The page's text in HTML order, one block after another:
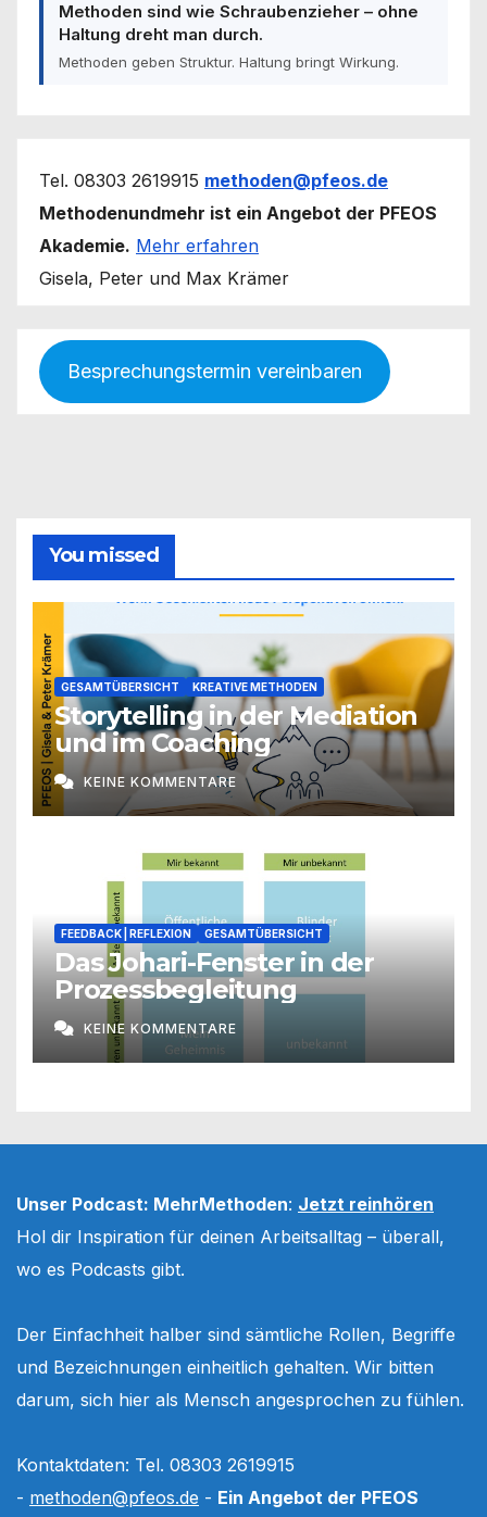
Methoden sind wie Schraubenzieher – ohne
Haltung dreht man durch.
Methoden geben Struktur. Haltung bringt Wirkung.
Tel. 08303 2619915 methoden@pfeos.de
Methodenundmehr ist ein Angebot der PFEOS
Akademie. Mehr erfahren
Gisela, Peter und Max Krämer
Besprechungstermin vereinbaren
You missed
GESAMTÜBERSICHT KREATIVE METHODEN
Storytelling in der Mediation
und im Coaching
KEINE KOMMENTARE
FEEDBACK | REFLEXION GESAMTÜBERSICHT
Das Johari-Fenster in der
Prozessbegleitung
KEINE KOMMENTARE
Unser Podcast: MehrMethoden: Jetzt reinhören
Hol dir Inspiration für deinen Arbeitsalltag – überall,
wo es Podcasts gibt.
Der Einfachheit halber sind sämtliche Rollen, Begriffe
und Bezeichnungen einheitlich gehalten. Wir bitten
darum, sich hier als Mensch angesprochen zu fühlen.
Kontaktdaten: Tel. 08303 2619915
- methoden@pfeos.de - Ein Angebot der PFEOS